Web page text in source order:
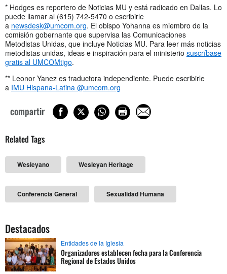
* Hodges es reportero de Noticias MU y está radicado en Dallas. Lo
puede llamar al (615) 742-5470 o escribirle
a newsdesk@umcom.org. El obispo Yohanna es miembro de la
comisión gobernante que supervisa las Comunicaciones
Metodistas Unidas, que incluye Noticias MU. Para leer más noticias
metodistas unidas, ideas e inspiración para el ministerio suscríbase
gratis al UMCOMtigo.
** Leonor Yanez es traductora independiente. Puede escribirle
a IMU Hispana-Latina @umcom.org
compartir
Related Tags
Wesleyano Wesleyan Heritage
Conferencia General Sexualidad Humana
Destacados
Entidades de la Iglesia
Organizadores establecen fecha para la Conferencia
Regional de Estados Unidos